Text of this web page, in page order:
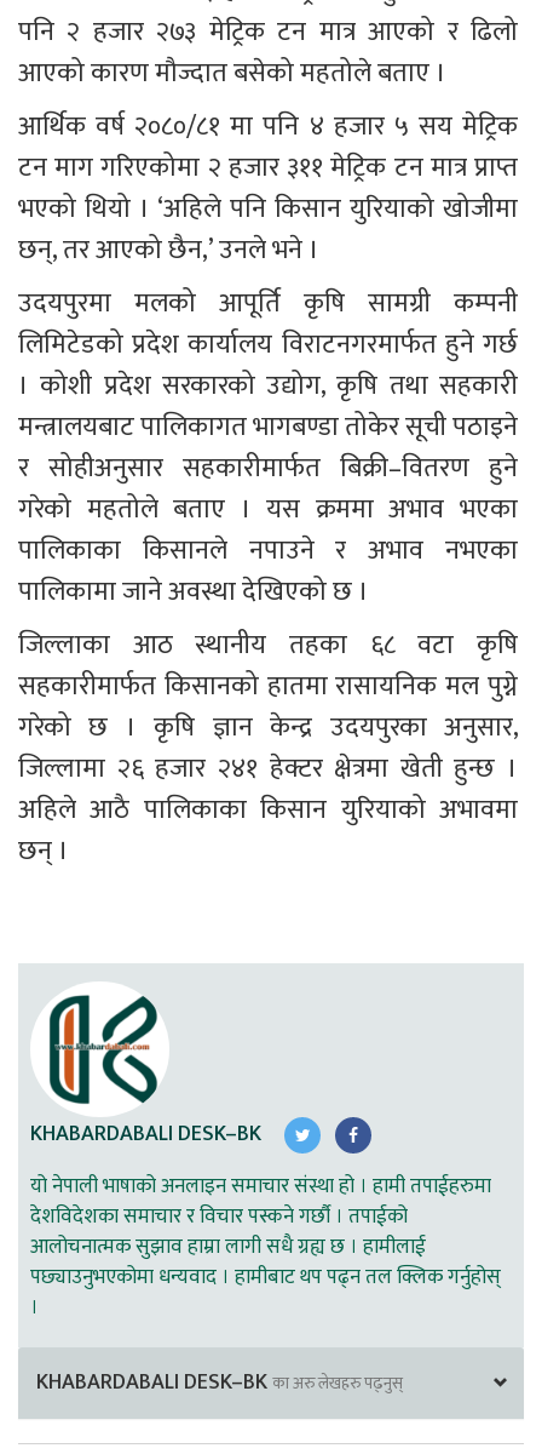
पनि २ हजार २७३ मेट्रिक टन मात्र आएको र ढिलो
आएको कारण मौज्दात बसेको महतोले बताए ।
आर्थिक वर्ष २०८०/८१ मा पनि ४ हजार ५ सय मेट्रिक
टन माग गरिएकोमा २ हजार ३११ मेट्रिक टन मात्र प्राप्त
भएको थियो । ‘अहिले पनि किसान युरियाको खोजीमा
छन्, तर आएको छैन,’ उनले भने ।
उदयपुरमा मलको आपूर्ति कृषि सामग्री कम्पनी
लिमिटेडको प्रदेश कार्यालय विराटनगरमार्फत हुने गर्छ
। कोशी प्रदेश सरकारको उद्योग, कृषि तथा सहकारी
मन्त्रालयबाट पालिकागत भागबण्डा तोकेर सूची पठाइने
र सोहीअनुसार सहकारीमार्फत बिक्री–वितरण हुने
गरेको महतोले बताए । यस क्रममा अभाव भएका
पालिकाका किसानले नपाउने र अभाव नभएका
पालिकामा जाने अवस्था देखिएको छ ।
जिल्लाका आठ स्थानीय तहका ६८ वटा कृषि
सहकारीमार्फत किसानको हातमा रासायनिक मल पुग्ने
गरेको छ । कृषि ज्ञान केन्द्र उदयपुरका अनुसार,
जिल्लामा २६ हजार २४१ हेक्टर क्षेत्रमा खेती हुन्छ ।
अहिले आठै पालिकाका किसान युरियाको अभावमा
छन् ।
KHABARDABALI DESK–BK
यो नेपाली भाषाको अनलाइन समाचार संस्था हो । हामी तपाईहरुमा
देशविदेशका समाचार र विचार पस्कने गर्छौ । तपाईको
आलोचनात्मक सुझाव हाम्रा लागी सधै ग्रह्य छ । हामीलाई
पछ्याउनुभएकोमा धन्यवाद । हामीबाट थप पढ्न तल क्लिक गर्नुहोस्
।
KHABARDABALI DESK–BKका अरु लेखहरु पढ्नुस्